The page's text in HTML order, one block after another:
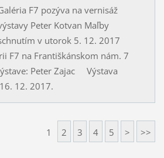
F7 pozýva na vernisáž
Peter Kotvan Maľby
v utorok 5. 12. 2017
F7 na Františkánskom nám. 7
Peter Zajac Výstava
12. 2017.
1 2 3 4 5 > >>